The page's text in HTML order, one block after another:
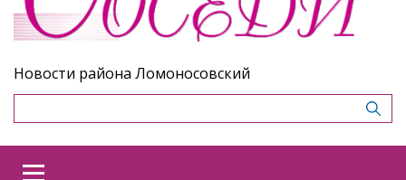
Новости района Ломоносовский